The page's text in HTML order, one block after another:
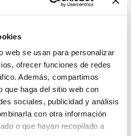
web se usan para personalizar
ofrecer funciones de redes
Además, compartimos
que haga del sitio web con
sociales, publicidad y análisis
con otra información
o que hayan recopilado a